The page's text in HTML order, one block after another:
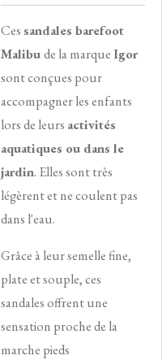
​Cessandales barefoot
Malibude la marqueIgor
sont conçues pour
accompagner les enfants
lors de leurs activités
aquatiques ou dans le
jardin. Elles sont très
légèrent et ne coulent pas
dans l'eau.
Grâce à leur semelle fine,
plate et souple, ces
sandales offrent une
sensation proche de la
marche pieds